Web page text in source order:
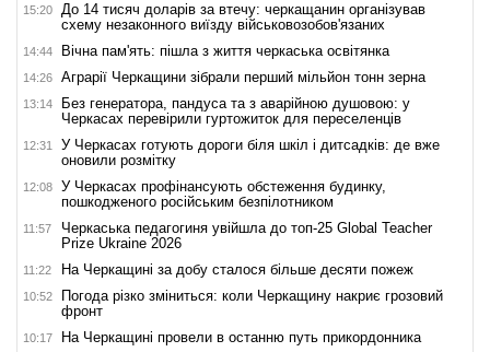
15:20
До 14 тисяч доларів за втечу: черкащанин організував
схему незаконного виїзду військовозобов'язаних
14:44 Вічна пам'ять: пішла з життя черкаська освітянка
14:26 Аграрії Черкащини зібрали перший мільйон тонн зерна
13:14
Без генератора, пандуса та з аварійною душовою: у
Черкасах перевірили гуртожиток для переселенців
12:31
У Черкасах готують дороги біля шкіл і дитсадків: де вже
оновили розмітку
12:08
У Черкасах профінансують обстеження будинку,
пошкодженого російським безпілотником
11:57
Черкаська педагогиня увійшла до топ-25 Global Teacher
Prize Ukraine 2026
11:22 На Черкащині за добу сталося більше десяти пожеж
10:52
Погода різко зміниться: коли Черкащину накриє грозовий
фронт
10:17 На Черкащині провели в останню путь прикордонника